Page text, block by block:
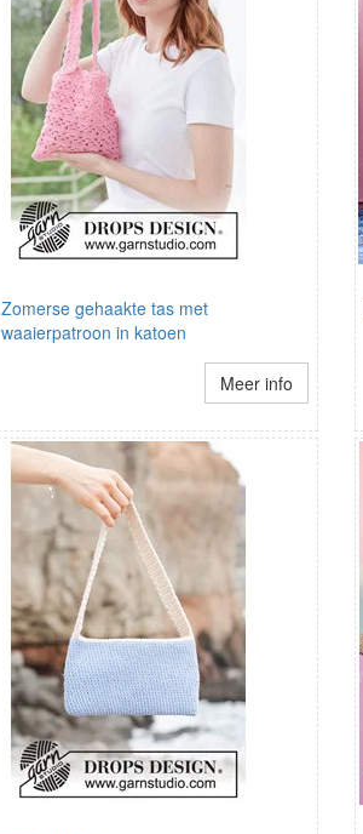
Zomerse gehaakte tas met
waaierpatroon in katoen
Meer info